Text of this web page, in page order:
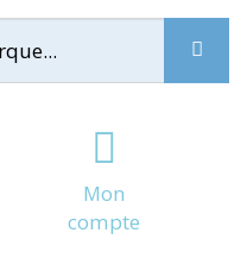
Mon
compte